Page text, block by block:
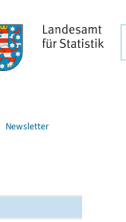
Newsletter